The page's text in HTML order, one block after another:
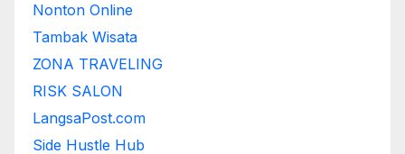
Nonton Online
Tambak Wisata
ZONA TRAVELING
RISK SALON
LangsaPost.com
Side Hustle Hub